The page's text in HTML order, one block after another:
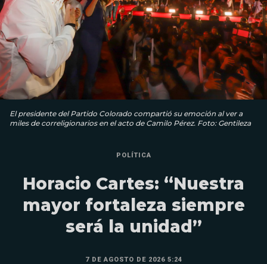
El presidente del Partido Colorado compartió su emoción al ver a
miles de correligionarios en el acto de Camilo Pérez. Foto: Gentileza
POLÍTICA
Horacio Cartes: “Nuestra
mayor fortaleza siempre
será la unidad”
7 DE AGOSTO DE 2026 5:24